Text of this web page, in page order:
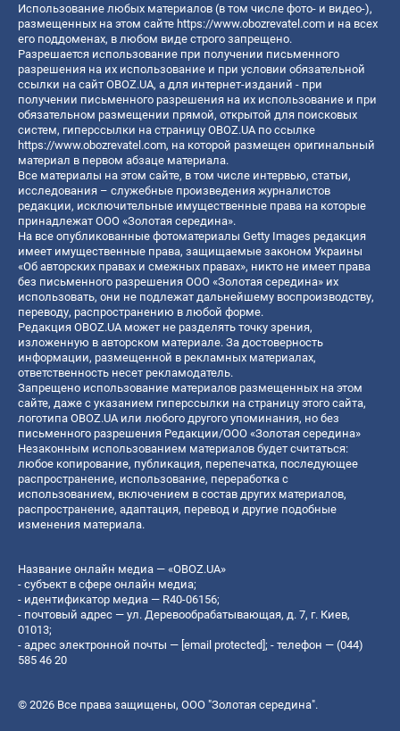
Использование любых материалов (в том числе фото- и видео-),
размещенных на этом сайте https://www.obozrevatel.com и на всех
его поддоменах, в любом виде строго запрещено.
Разрешается использование при получении письменного
разрешения на их использование и при условии обязательной
ссылки на сайт OBOZ.UA, а для интернет-изданий - при
получении письменного разрешения на их использование и при
обязательном размещении прямой, открытой для поисковых
систем, гиперссылки на страницу OBOZ.UA по ссылке
https://www.obozrevatel.com, на которой размещен оригинальный
материал в первом абзаце материала.
Все материалы на этом сайте, в том числе интервью, статьи,
исследования – служебные произведения журналистов
редакции, исключительные имущественные права на которые
принадлежат ООО «Золотая середина».
На все опубликованные фотоматериалы Getty Images редакция
имеет имущественные права, защищаемые законом Украины
«Об авторских правах и смежных правах», никто не имеет права
без письменного разрешения ООО «Золотая середина» их
использовать, они не подлежат дальнейшему воспроизводству,
переводу, распространению в любой форме.
Редакция OBOZ.UA может не разделять точку зрения,
изложенную в авторском материале. За достоверность
информации, размещенной в рекламных материалах,
ответственность несет рекламодатель.
Запрещено использование материалов размещенных на этом
сайте, даже с указанием гиперссылки на страницу этого сайта,
логотипа OBOZ.UA или любого другого упоминания, но без
письменного разрешения Редакции/ООО «Золотая середина»
Незаконным использованием материалов будет считаться:
любое копирование, публикация, перепечатка, последующее
распространение, использование, переработка с
использованием, включением в состав других материалов,
распространение, адаптация, перевод и другие подобные
изменения материала.
Название онлайн медиа — «OBOZ.UA»
- субъект в сфере онлайн медиа;
- идентификатор медиа — R40-06156;
- почтовый адрес — ул. Деревообрабатывающая, д. 7, г. Киев,
01013;
- адрес электронной почты — [email protected]; - телефон — (044)
585 46 20
© 2026 Все права защищены, ООО "Золотая середина".